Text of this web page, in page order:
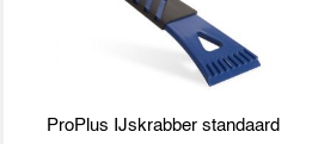
ProPlus IJskrabber standaard